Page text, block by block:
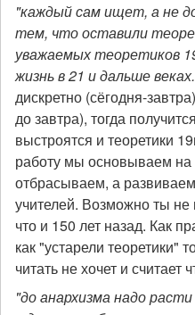
"каждый сам ищет, а не
тем, что оставили
уважаемых теоретиков
жизнь в 21 и дальше
дискретно (сёгодня-
до завтра), тогда
выстроятся и теоретики
работу мы основываем
отбрасываем, а
учителей. Возможно ты не
что и 150 лет назад. Как
как "устарели теоретики"
читать не хочет и считает
"до анархизма надо